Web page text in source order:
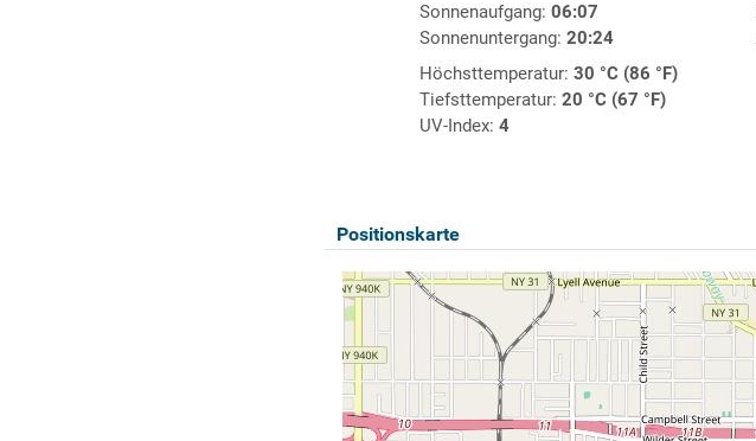
Sonnenaufgang: 06:07
Sonnenuntergang: 20:24
Höchsttemperatur: 30 °C (86 °F)
Tiefsttemperatur: 20 °C (67 °F)
UV-Index: 4
Positionskarte